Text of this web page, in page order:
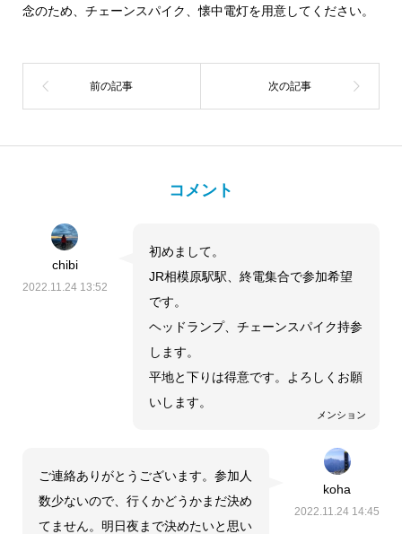
念のため、チェーンスパイク、懐中電灯を用意してください。
コメント
chibi
2022.11.24 13:52
メンション
初めまして。
JR相模原駅駅、終電集合で参加希望
です。
ヘッドランプ、チェーンスパイク持参
します。
平地と下りは得意です。よろしくお願
いします。
koha
2022.11.24 14:45
ご連絡ありがとうございます。参加人
数少ないので、行くかどうかまだ決め
てません。明日夜まで決めたいと思い